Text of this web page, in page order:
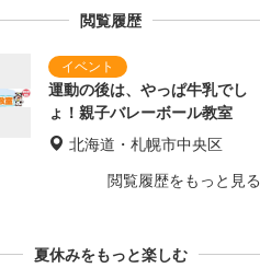
閲覧履歴
運動の後は、やっぱ牛乳でし
ょ！親子バレーボール教室
北海道・札幌市中央区
閲覧履歴をもっと見る
夏休みをもっと楽しむ